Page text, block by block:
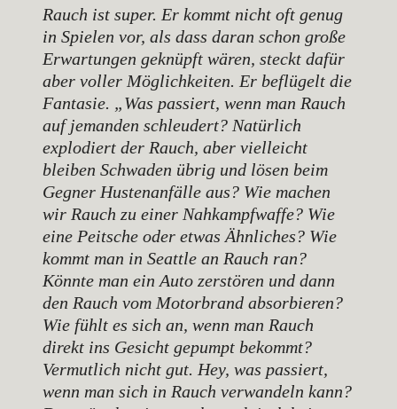
Rauch ist super. Er kommt nicht oft genug
in Spielen vor, als dass daran schon große
Erwartungen geknüpft wären, steckt dafür
aber voller Möglichkeiten. Er beflügelt die
Fantasie. „Was passiert, wenn man Rauch
auf jemanden schleudert? Natürlich
explodiert der Rauch, aber vielleicht
bleiben Schwaden übrig und lösen beim
Gegner Hustenanfälle aus? Wie machen
wir Rauch zu einer Nahkampfwaffe? Wie
eine Peitsche oder etwas Ähnliches? Wie
kommt man in Seattle an Rauch ran?
Könnte man ein Auto zerstören und dann
den Rauch vom Motorbrand absorbieren?
Wie fühlt es sich an, wenn man Rauch
direkt ins Gesicht gepumpt bekommt?
Vermutlich nicht gut. Hey, was passiert,
wenn man sich in Rauch verwandeln kann?